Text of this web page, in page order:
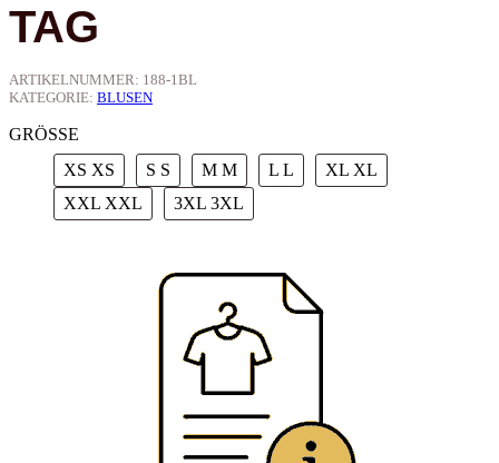
TAG
ARTIKELNUMMER: 188-1BL
KATEGORIE: BLUSEN
GRÖSSE
XS XS S S M M L L XL XL
XXL XXL 3XL 3XL